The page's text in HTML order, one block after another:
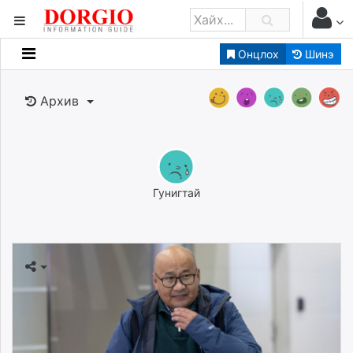
Онцлох Шинэ
Мэдээллийн
Банк санхүү
Gogo.mn
caak.mn
news.mn
tovch.mn
Архив
Гунигтай